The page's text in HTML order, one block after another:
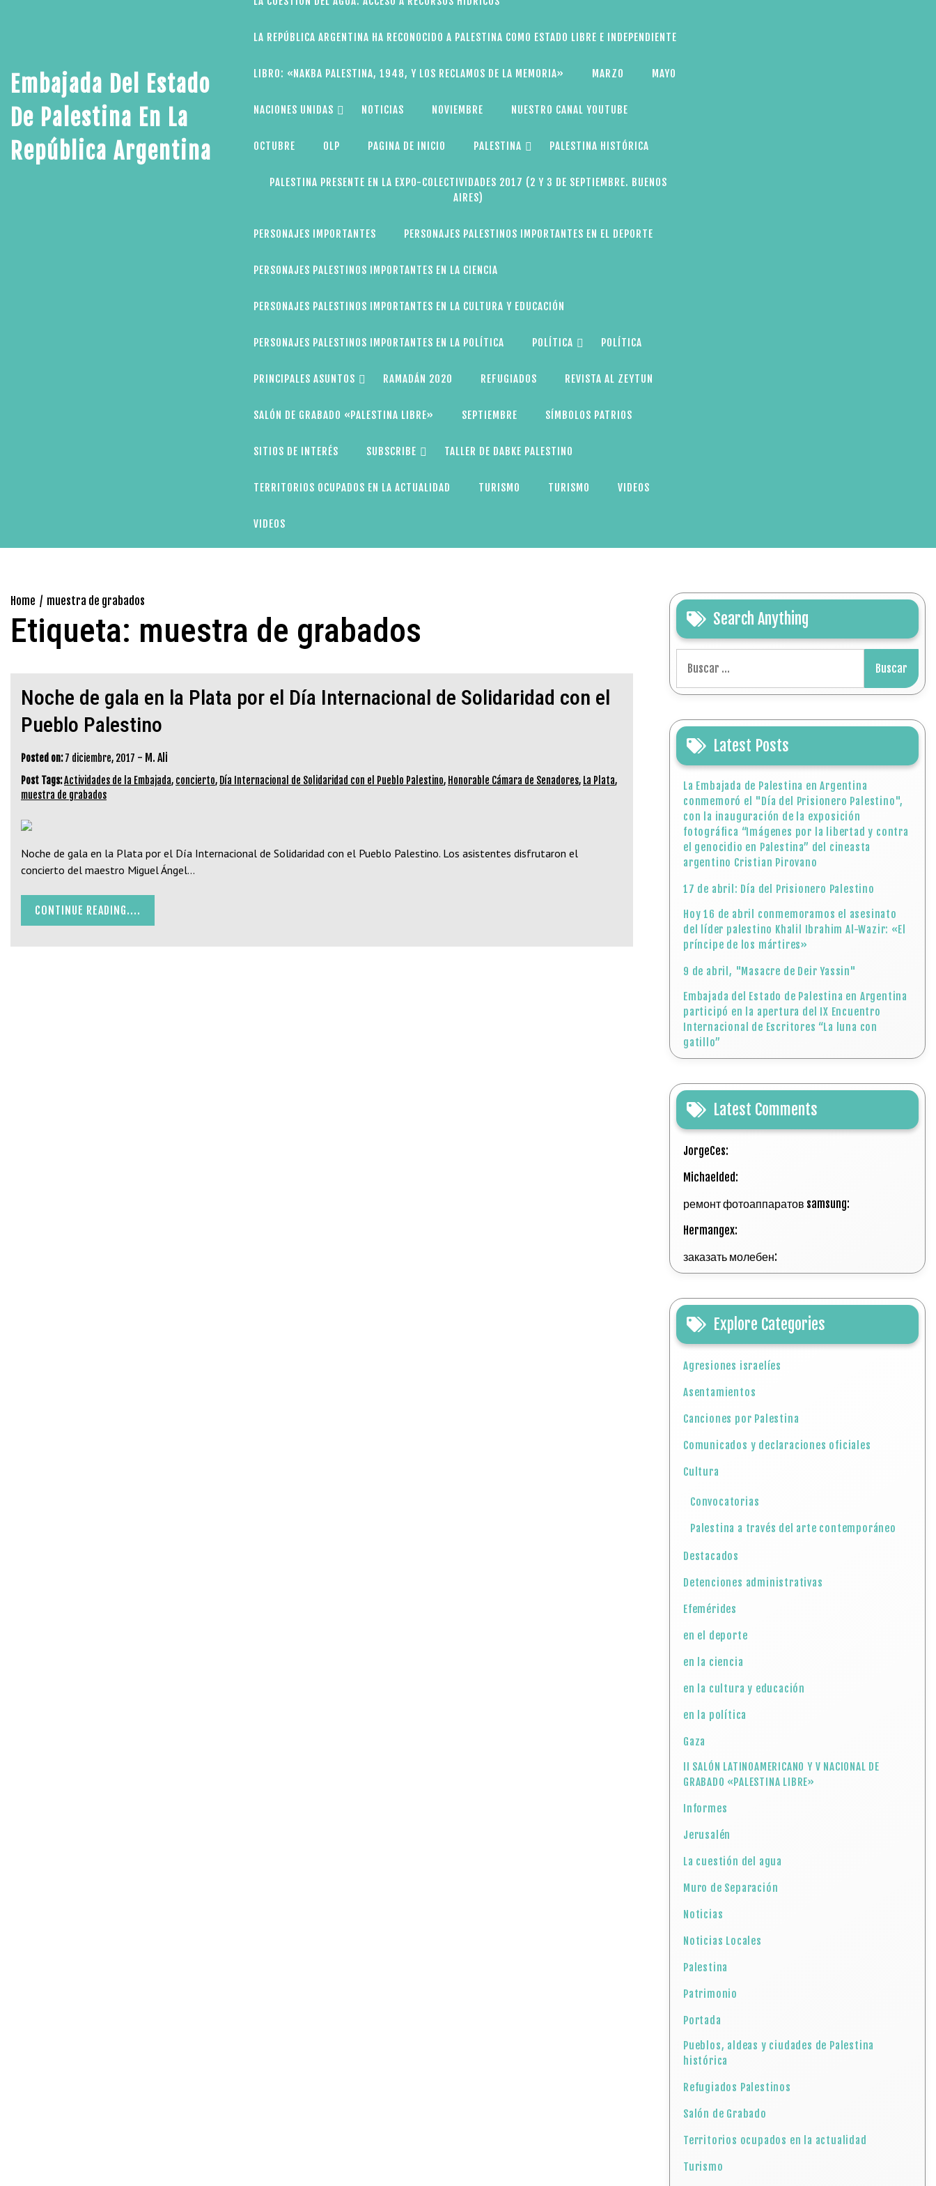
Embajada Del Estado
De Palestina En La
República Argentina
LA REPÚBLICA ARGENTINA HA RECONOCIDO A PALESTINA COMO ESTADO LIBRE E INDEPENDIENTE
LIBRO: «NAKBA PALESTINA, 1948, Y LOS RECLAMOS DE LA MEMORIA» MARZO MAYO
NACIONES UNIDAS NOTICIAS NOVIEMBRE NUESTRO CANAL YOUTUBE
OCTUBRE OLP PAGINA DE INICIO PALESTINA PALESTINA HISTÓRICA
PALESTINA PRESENTE EN LA EXPO-COLECTIVIDADES 2017 (2 Y 3 DE SEPTIEMBRE. BUENOS
AIRES)
PERSONAJES IMPORTANTES PERSONAJES PALESTINOS IMPORTANTES EN EL DEPORTE
PERSONAJES PALESTINOS IMPORTANTES EN LA CIENCIA
PERSONAJES PALESTINOS IMPORTANTES EN LA CULTURA Y EDUCACIÓN
PERSONAJES PALESTINOS IMPORTANTES EN LA POLÍTICA POLÍTICA POLÍTICA
PRINCIPALES ASUNTOS RAMADÁN 2020 REFUGIADOS REVISTA AL ZEYTUN
SALÓN DE GRABADO «PALESTINA LIBRE» SEPTIEMBRE SÍMBOLOS PATRIOS
SITIOS DE INTERÉS SUBSCRIBE TALLER DE DABKE PALESTINO
TERRITORIOS OCUPADOS EN LA ACTUALIDAD TURISMO TURISMO VIDEOS
VIDEOS
Home muestra de grabados
Etiqueta: muestra de grabados
Noche de gala en la Plata por el Día Internacional de Solidaridad con el
Pueblo Palestino
Posted on: 7 diciembre, 2017 - M. Ali
Post Tags:Actividades de la Embajada, concierto, Día Internacional de Solidaridad con el Pueblo Palestino, Honorable Cámara de Senadores, La Plata,
muestra de grabados
Noche de gala en la Plata por el Día Internacional de Solidaridad con el Pueblo Palestino. Los asistentes disfrutaron el
concierto del maestro Miguel Ángel…
CONTINUE READING....
Search Anything
Latest Posts
La Embajada de Palestina en Argentina
conmemoró el "Día del Prisionero Palestino",
con la inauguración de la exposición
fotográfica “Imágenes por la libertad y contra
el genocidio en Palestina” del cineasta
argentino Cristian Pirovano
17 de abril: Día del Prisionero Palestino
Hoy 16 de abril conmemoramos el asesinato
del líder palestino Khalil Ibrahim Al-Wazir: «El
príncipe de los mártires»
9 de abril, "Masacre de Deir Yassin"
Embajada del Estado de Palestina en Argentina
participó en la apertura del IX Encuentro
Internacional de Escritores “La luna con
gatillo”
Latest Comments
JorgeCes:
Michaelded:
ремонт фотоаппаратов samsung:
Hermangex:
заказать молебен:
Explore Categories
Agresiones israelíes
Asentamientos
Canciones por Palestina
Comunicados y declaraciones oficiales
Cultura
Convocatorias
Palestina a través del arte contemporáneo
Destacados
Detenciones administrativas
Efemérides
en el deporte
en la ciencia
en la cultura y educación
en la política
Gaza
II SALÓN LATINOAMERICANO Y V NACIONAL DE
GRABADO «PALESTINA LIBRE»
Informes
Jerusalén
La cuestión del agua
Muro de Separación
Noticias
Noticias Locales
Palestina
Patrimonio
Portada
Pueblos, aldeas y ciudades de Palestina
histórica
Refugiados Palestinos
Salón de Grabado
Territorios ocupados en la actualidad
Turismo